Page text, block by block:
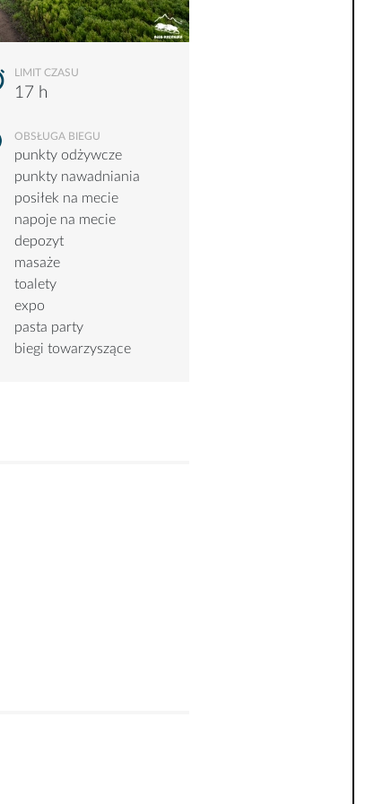
LIMIT CZASU
17 h
OBSŁUGA BIEGU
punkty odżywcze
punkty nawadniania
posiłek na mecie
napoje na mecie
depozyt
masaże
toalety
expo
pasta party
biegi towarzyszące